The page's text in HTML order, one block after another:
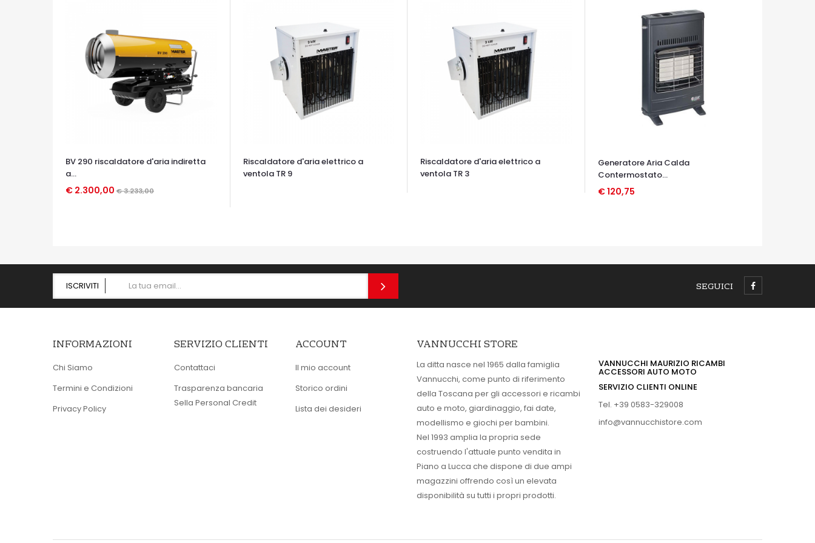
BV 290 riscaldatore d'aria indiretta
a...
€ 2.300,00 € 3.233,00
Riscaldatore d'aria elettrico a
ventola TR 9
Riscaldatore d'aria elettrico a
ventola TR 3
Generatore Aria Calda
Contermostato...
€ 120,75
ISCRIVITI SEGUICI
INFORMAZIONI
Chi Siamo
Termini e Condizioni
Privacy Policy
SERVIZIO CLIENTI
Contattaci
Trasparenza bancaria
Sella Personal Credit
ACCOUNT
Il mio account
Storico ordini
Lista dei desideri
VANNUCCHI STORE
La ditta nasce nel 1965 dalla famiglia
Vannucchi, come punto di riferimento
della Toscana per gli accessori e ricambi
auto e moto, giardinaggio, fai date,
modellismo e giochi per bambini.
Nel 1993 amplia la propria sede
costruendo l'attuale punto vendita in
Piano a Lucca che dispone di due ampi
magazzini offrendo così un elevata
disponibilità su tutti i propri prodotti.
VANNUCCHI MAURIZIO RICAMBI
ACCESSORI AUTO MOTO
SERVIZIO CLIENTI ONLINE
Tel. +39 0583-329008
info@vannucchistore.com